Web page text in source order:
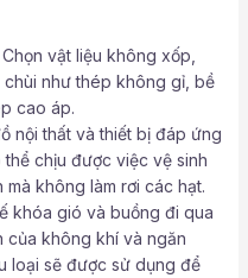
vật liệu không xốp,
như thép không gỉ, bề
cao áp.
nội thất và thiết bị đáp ứng
chịu được việc vệ sinh
không làm rơi các hạt.
khóa gió và buồng đi qua
của không khí và ngăn
loại sẽ được sử dụng để